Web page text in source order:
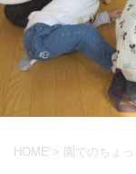
HOME > 園でのちょ